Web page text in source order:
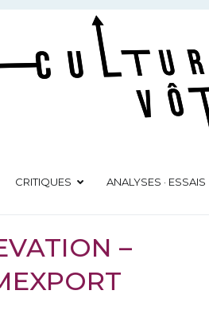
CRITIQUES ANALYSES · ESSAIS
–